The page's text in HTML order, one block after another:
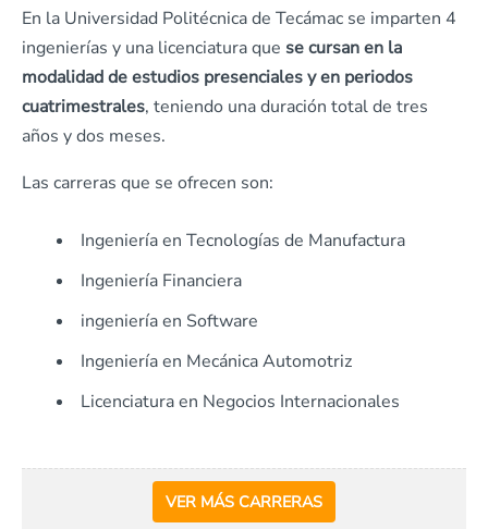
En la Universidad Politécnica de Tecámac se imparten 4
ingenierías y una licenciatura que se cursan en la
modalidad de estudios presenciales y en periodos
cuatrimestrales, teniendo una duración total de tres
años y dos meses.
Las carreras que se ofrecen son:
Ingeniería en Tecnologías de Manufactura
Ingeniería Financiera
ingeniería en Software
Ingeniería en Mecánica Automotriz
Licenciatura en Negocios Internacionales
VER MÁS CARRERAS